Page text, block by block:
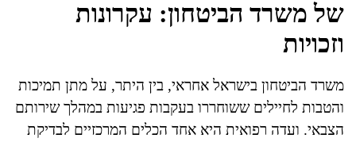
של משרד הביטחון: עקרונות
וזכויות
משרד הביטחון בישראל אחראי, בין היתר, על מתן תמיכות
והטבות לחיילים ששוחררו בעקבות פגיעות במהלך שירותם
הצבאי. ועדה רפואית היא אחד הכלים המרכזיים לבדיקת